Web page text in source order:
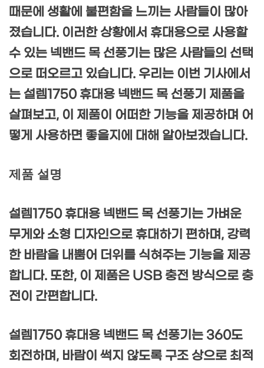
때문에 생활에 불편함을 느끼는 사람들이 많아
졌습니다. 이러한 상황에서 휴대용으로 사용할
수 있는 넥밴드 목 선풍기는 많은 사람들의 선택
으로 떠오르고 있습니다. 우리는 이번 기사에서
는 설렘1750 휴대용 넥밴드 목 선풍기 제품을
살펴보고, 이 제품이 어떠한 기능을 제공하며 어
떻게 사용하면 좋을지에 대해 알아보겠습니다.
제품 설명
설렘1750 휴대용 넥밴드 목 선풍기는 가벼운
무게와 소형 디자인으로 휴대하기 편하며, 강력
한 바람을 내뿜어 더위를 식혀주는 기능을 제공
합니다. 또한, 이 제품은 USB 충전 방식으로 충
전이 간편합니다.
설렘1750 휴대용 넥밴드 목 선풍기는 360도
회전하며, 바람이 썩지 않도록 구조 상으로 최적